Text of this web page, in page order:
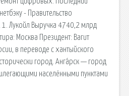
- Правительство
1. Лукойл Выручка 4740,2 млрд
Москва Президент: Вагит
в переводе с хантыйского
город. Анга́рск — город
населёнными пунктами